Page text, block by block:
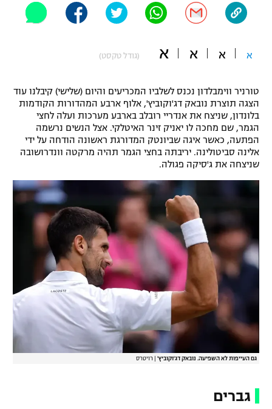
"מחצית בשכונה" – פודקאסט
משתתפים וזוכים בפרסים
תקנון משתתפים וזוכים בפרסים
תקנון עבור פעילות אלקטרה
תקנון עבור פעילות ספורט 1 – "מרלן"
טניס
גיימינג E-Sports
תנאי שימוש
מדיניות פרטיות
תקנון פעילות ספורט 1
רשיון להקרנה פומבית לבית עסק
הצטרפות לחבילת הערוצים
לוח דרושים – ג'ובנט
אופניים
ספורט מוטורי
פוטבול אמריקאי NFL
בייסבול MLB
ספורט אתגרי ואקסטרים
אומנויות לחימה
גיימינג E-Sports
א א א א (גודל טקסט)
טורניר ווימבלדון נכנס לשלביו המכריעים והיום (שלישי) קיבלנו עוד
הצגה תוצרת נובאק דג'וקוביץ', אלוף ארבע המהדורות הקודמות
בלונדון, שניצח את אנדריי רובלב בארבע מערכות ועלה לחצי
הגמר, שם מחכה לו יאניק זינר האיטלקי. אצל הנשים נרשמה
הפתעה, כאשר איגה שביונטק המדורגת ראשונה הודחה על ידי
אלינה סביטולינה. יריבתה בחצי הגמר תהיה מרקטה וונדרושובה
שניצחה את ג'סיקה פגולה.
גם העייפות לא השפיעה. נובאק דג'וקוביץ' רויטרס
גברים